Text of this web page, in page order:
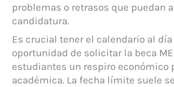
problemas o retrasos que puedan
candidatura.
Es crucial tener el calendario al
oportunidad de solicitar la beca
estudiantes un respiro económico
académica. La fecha límite suele